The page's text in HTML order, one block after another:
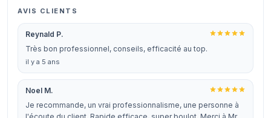
AVIS CLIENTS
Reynald P.
Très bon professionnel, conseils, efficacité au top.
il y a 5 ans
Noel M.
Je recommande, un vrai professionnalisme, une personne à